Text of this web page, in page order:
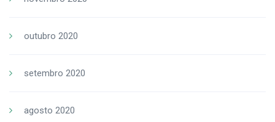
outubro 2020
setembro 2020
agosto 2020